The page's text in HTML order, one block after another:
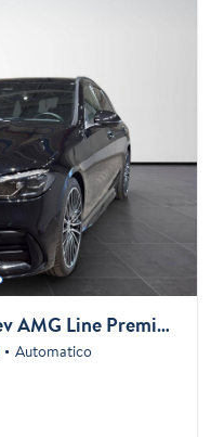
MERCEDES C SW 220 d mhev AMG Line Premium Plus 200cv auto
Automatico